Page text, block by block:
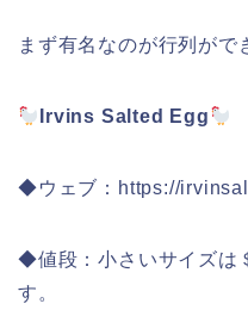
まず有名なのが行列がで
Irvins Salted Egg
◆ウェブ：https://
◆値段：小さいサイズは
す。